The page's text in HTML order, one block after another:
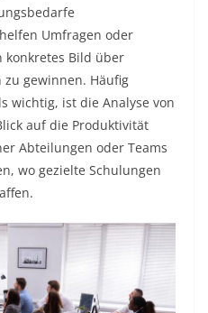
Umfragen oder
konkretes Bild über
zu gewinnen. Häufig
wichtig, ist die Analyse von
auf die Produktivität
Abteilungen oder Teams
wo gezielte Schulungen